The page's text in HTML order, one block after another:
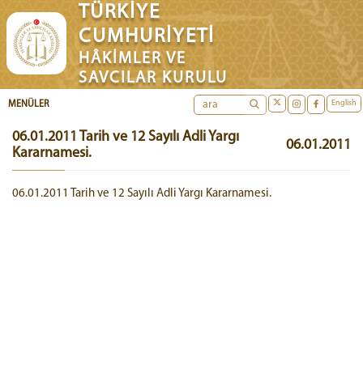
TÜRKİYE
CUMHURİYETİ
HÂKİMLER VE
SAVCILAR KURULU
English
MENÜLER
06.01.2011 Tarih ve 12 Sayılı Adli Yargı
Kararnamesi.
06.01.2011
06.01.2011 Tarih ve 12 Sayılı Adli Yargı Kararnamesi.